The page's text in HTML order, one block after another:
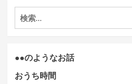
検
索:
●●のようなお話
おうち時間